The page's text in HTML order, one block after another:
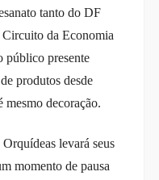
tanto do DF
da Economia
público presente
produtos desde
mesmo decoração.
levará seus
momento de pausa